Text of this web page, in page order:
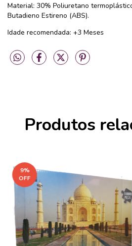
Material: 30% Poliuretano
Butadieno Estireno (ABS).
Idade recomendada: +3 Meses
Produtos
9%
OFF